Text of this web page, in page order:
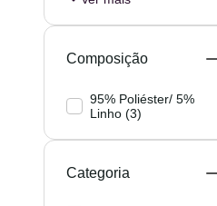
Composição
95% Poliéster/ 5%
Linho (3)
Categoria